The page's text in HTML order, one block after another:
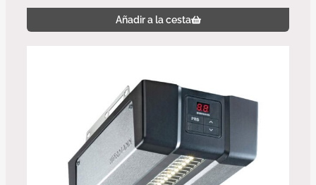
Añadir a la cesta